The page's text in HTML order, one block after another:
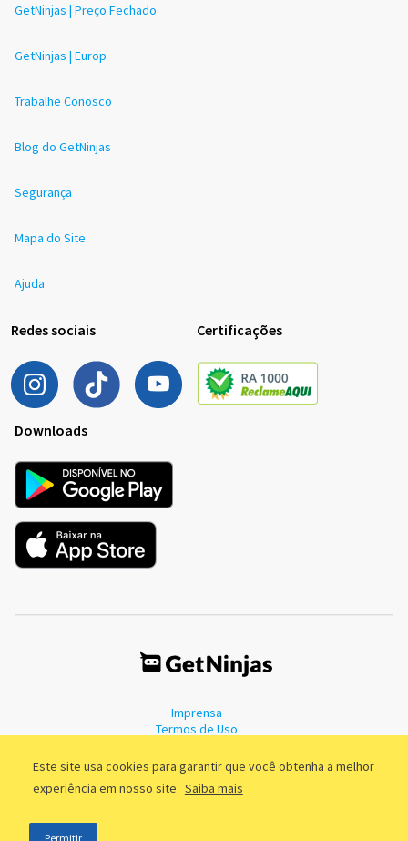
Este site usa cookies para garantir que você obtenha a melhor
experiência em nosso site. Saiba mais
Permitir
GetNinjas | Preço Fechado
GetNinjas | Europ
Trabalhe Conosco
Blog do GetNinjas
Segurança
Mapa do Site
Ajuda
Redes sociais Certificações
Downloads
Imprensa
Termos de Uso
©2011 - 2026, GetNinjas LTDA. CNPJ 55.744.877/0001-89 - Rua Dr.